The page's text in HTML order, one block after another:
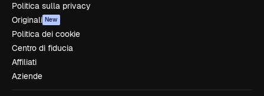
Politica sulla privacy
Originali New
Politica dei cookie
Centro di fiducia
Affiliati
Aziende